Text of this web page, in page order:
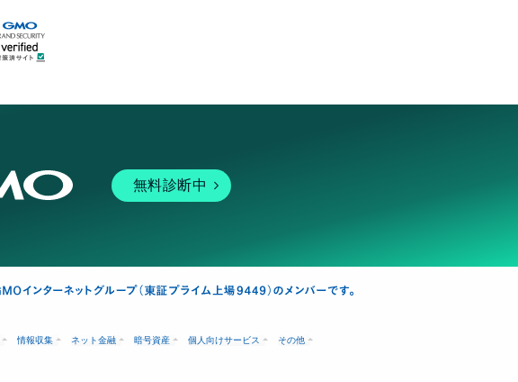
無料診断中
情報収集 ネット金融 暗号資産 個人向けサービス その他